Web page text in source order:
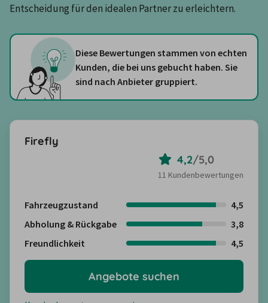
Entscheidung für den idealen Partner zu erleichtern.
Diese Bewertungen stammen von echten
Kunden, die bei uns gebucht haben. Sie
sind nach Anbieter gruppiert.
Firefly
4,2/5,0
11 Kundenbewertungen
Fahrzeugzustand
4,5
Abholung & Rückgabe
3,8
Freundlichkeit
4,5
Angebote suchen